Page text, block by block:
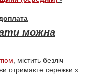
можна
, містить безліч
отримаєте сережки з